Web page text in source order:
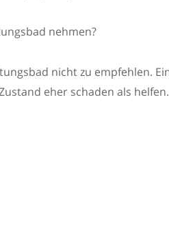
nehmen?
nicht zu empfehlen.
eher schaden als helfen.